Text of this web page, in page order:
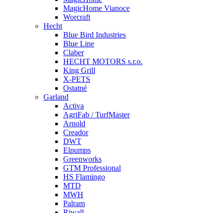
MagicHome Vianoce
Worcraft
Hecht
Blue Bird Industries
Blue Line
Claber
HECHT MOTORS s.r.o.
King Grill
X-PETS
Ostatné
Garland
Activa
AgriFab / TurfMaster
Arnold
Creador
DWT
Elpumps
Greenworks
GTM Professional
HS Flamingo
MTD
MWH
Palram